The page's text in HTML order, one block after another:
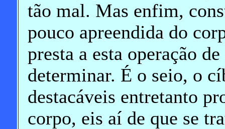
tão mal. Mas enfim,
pouco apreendida do
presta a esta operação
determinar. É o seio, o
destacáveis entretanto
corpo, eis aí de que se